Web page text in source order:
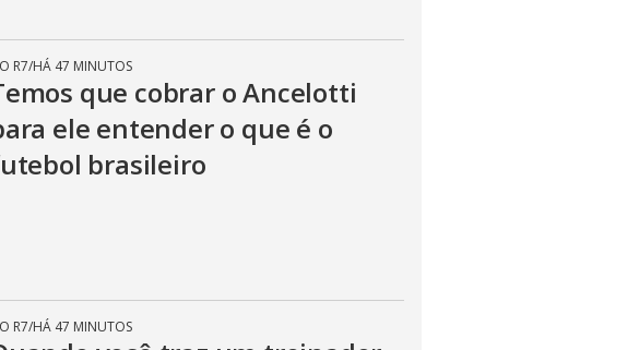
R7/HÁ 47 MINUTOS
que cobrar o Ancelotti
ele entender o que é o
brasileiro
R7/HÁ 47 MINUTOS